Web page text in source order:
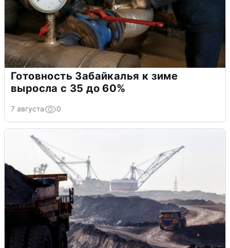
Готовность Забайкалья к зиме
выросла с 35 до 60%
7 августа 0